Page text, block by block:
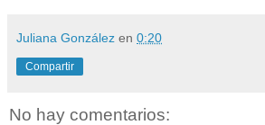
Juliana González en 0:20
Compartir
No hay comentarios: